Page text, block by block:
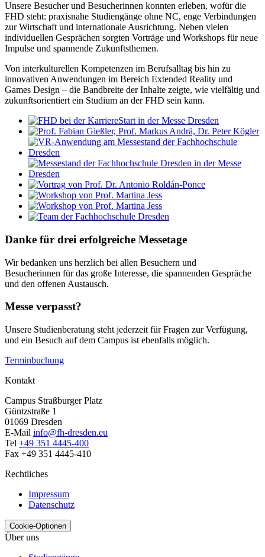
Unsere Besucher und Besucherinnen konnten erleben, wofür die
FHD steht: praxisnahe Studiengänge ohne NC, enge Verbindungen
zur Wirtschaft und internationale Ausrichtung. Neben vielen
individuellen Gesprächen sorgten Vorträge und Workshops für neue
Impulse und spannende Zukunftsthemen.
Von interkulturellen Kompetenzen im Berufsalltag bis hin zu
innovativen Anwendungen im Bereich Extended Reality und
Games Design – die Bandbreite der Inhalte zeigte, wie vielfältig und
zukunftsorientiert ein Studium an der FHD sein kann.
Danke für drei erfolgreiche Messetage
Wir bedanken uns herzlich bei allen Besuchern und
Besucherinnen für das große Interesse, die spannenden Gespräche
und den offenen Austausch.
Messe verpasst?
Unsere Studienberatung steht jederzeit für Fragen zur Verfügung,
und ein Besuch auf dem Campus ist ebenfalls möglich.
Terminbuchung
Kontakt
Campus Straßburger Platz
Güntzstraße 1
01069 Dresden
E-Mail info@fh-dresden.eu
Tel +49 351 4445-400
Fax +49 351 4445-410
Rechtliches
Impressum
Datenschutz
Cookie-Optionen
Über uns